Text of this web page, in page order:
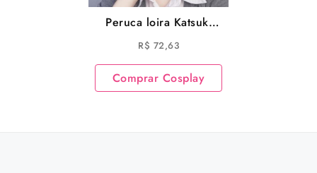
Peruca loira Katsuki
Bakugou Cosplay My
Hero Academia
Cosplay
R$ 72,63
Comprar Cosplay